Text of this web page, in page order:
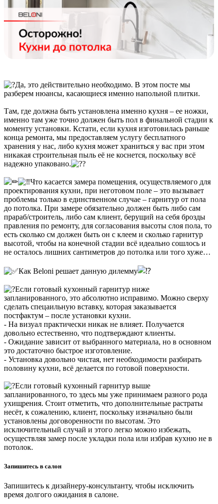
Да, это действительно необходимо. В этом посте мы
разберем нюансы, касающиеся именно напольной плитки.
Там, где должна быть установлена именно кухня – ее ножки,
именно там уже точно должен быть пол в финальной стадии к
моменту установки. Кстати, если кухня изготовилась раньше
конца ремонта, мы предоставляем услугу бесплатного
хранения у нас, либо кухня может храниться у вас при этом
никакая строительная пыль её не коснется, поскольку всё
надежно упаковано.
Что касается замера помещения, осуществляемого для
проектирования кухни, при неготовом поле – это вызывает
проблемы только в единственном случае – гарнитур от пола
до потолка. При замере обязательно должен быть либо сам
прараб/строитель, либо сам клиент, берущий на себя брозды
правления по ремонту, для согласования высоты слоя пола, то
есть сколько см должен быть он с клеем и сколько гарнитур
высотой, чтобы на конечной стадии всё идеально сошлось и
не осталось лишних сантиметров до потолка или того хуже…
Как Beloni решает данную дилемму
Если готовый кухонный гарнитур ниже
запланированного, это абсолютно исправимо. Можно сверху
сделать спецаильную вставку, которая заказывается
постфактум – после установки кухни.
- На визуал практически никак не влияет. Получается
довольно естественно, что подтверждают клиенты.
- Ожидание зависит от выбранного материала, но в основном
это достаточно быстрое изготовление.
- Установка довольно чистая, нет необходимости разбирать
половину кухни, всё делается по готовой поверхности.
Если готовый кухонный гарнитур выше
запланированного, то здесь мы уже принимаем разного рода
ухищрения. Стоит отметить, что дополнительные растраты
несёт, к сожалению, клиент, поскольку изначально были
установлены договоренности по высотам. Это
исключительный случай и этого легко можно избежать,
осуществляя замер после укладки пола или избрав кухню не в
потолок.
Запишитесь в салон
Запишитесь к дизайнеру-консультанту, чтобы исключить
время долгого ожидания в салоне.